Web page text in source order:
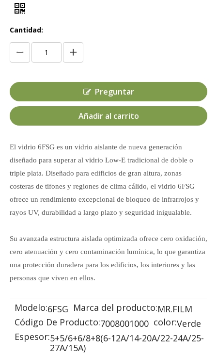
Cantidad:
Preguntar
Añadir al carrito
El vidrio 6FSG es un vidrio aislante de nueva generación
diseñado para superar al vidrio Low-E tradicional de doble o
triple plata. Diseñado para edificios de gran altura, zonas
costeras de tifones y regiones de clima cálido, el vidrio 6FSG
ofrece un rendimiento excepcional de bloqueo de infrarrojos y
rayos UV, durabilidad a largo plazo y seguridad inigualable.
Su avanzada estructura aislada optimizada ofrece cero oxidación,
cero atenuación y cero contaminación lumínica, lo que garantiza
una protección duradera para los edificios, los interiores y las
personas que viven en ellos.
Modelo:6FSG Marca del producto:MR.FILM
Código De Producto:7008001000 color:Verde
Espesor:5+5/6+6/8+8(6-12A/14-20A/22-24A/25-
27A/15A)